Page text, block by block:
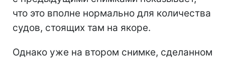
что это вполне нормально для количества
судов, стоящих там на якоре.
Однако уже на втором снимке, сделанном